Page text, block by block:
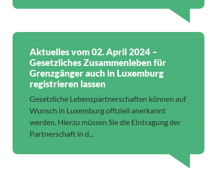
Aktuelles vom 02. April 2024 –
Gesetzliches Zusammenleben für
Grenzgänger auch in Luxemburg
registrieren lassen
Gesetzliche Lebenspartnerschaften können auf
Wunsch in Luxemburg offiziell anerkannt
werden. Hierzu müssen Sie die Eintragung der
Partnerschaft in d...